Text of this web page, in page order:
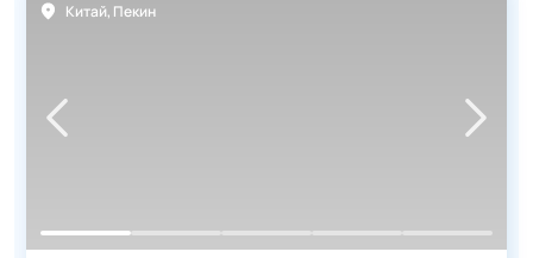
Китай, Пекин